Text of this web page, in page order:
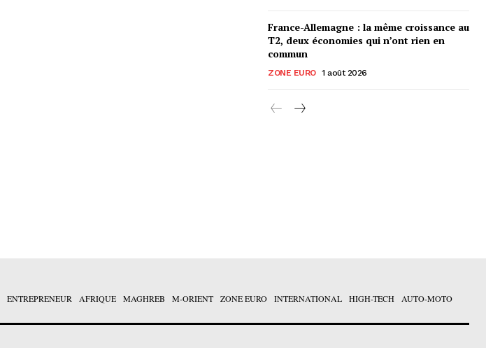
France-Allemagne : la même croissance au
T2, deux économies qui n’ont rien en
commun
ZONE EURO 1 août 2026
ENTREPRENEUR AFRIQUE MAGHREB M-ORIENT ZONE EURO INTERNATIONAL HIGH-TECH AUTO-MOTO